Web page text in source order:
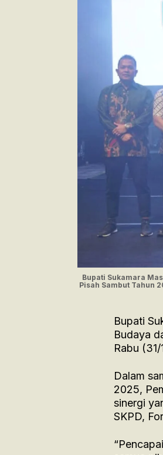
Bupati Sukamara
Pisah Sambut Tahun
Bupati
Budaya
Rabu
Dalam
2025,
sinergi
SKPD,